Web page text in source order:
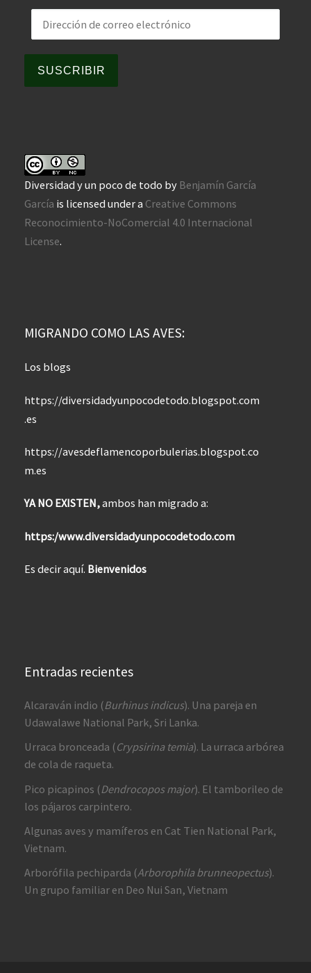
Dirección de correo electrónico
SUSCRIBIR
Diversidad y un poco de todo by Benjamín García
García is licensed under a Creative Commons
Reconocimiento-NoComercial 4.0 Internacional
License.
MIGRANDO COMO LAS AVES:
Los blogs
https://diversidadyunpocodetodo.blogspot.com
.es
https://avesdeflamencoporbulerias.blogspot.co
m.es
YA NO EXISTEN,ambos han migrado a:
https:/www.diversidadyunpocodetodo.com
Es decir aquí. Bienvenidos
Entradas recientes
Alcaraván indio (Burhinus indicus). Una pareja en
Udawalawe National Park, Sri Lanka.
Urraca bronceada (Crypsirina temia). La urraca arbórea
de cola de raqueta.
Pico picapinos (Dendrocopos major). El tamborileo de
los pájaros carpintero.
Algunas aves y mamíferos en Cat Tien National Park,
Vietnam.
Arborófila pechiparda (Arborophila brunneopectus).
Un grupo familiar en Deo Nui San, Vietnam